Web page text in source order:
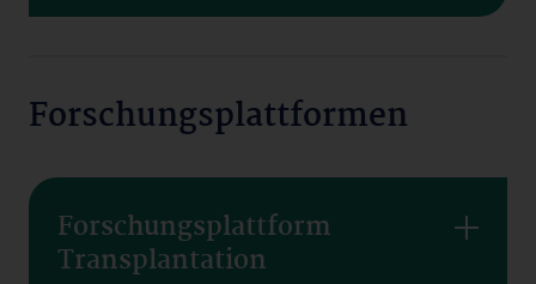
Forschungsplattformen
Forschungsplattform
Transplantation